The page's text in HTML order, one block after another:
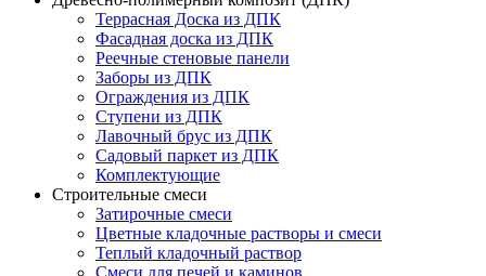
Террасная Доска из ДПК
Фасадная доска из ДПК
Реечные стеновые панели
Заборы из ДПК
Ограждения из ДПК
Ступени из ДПК
Лавочный брус из ДПК
Садовый паркет из ДПК
Комплектующие
Строительные смеси
Затирочные смеси
Цветные кладочные растворы и смеси
Теплый кладочный раствор